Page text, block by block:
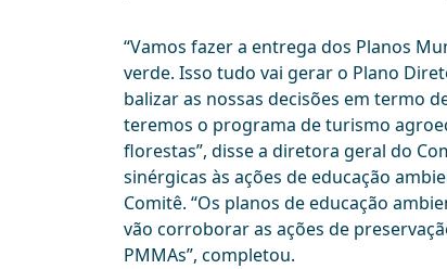
“Vamos fazer a entrega dos Planos
verde. Isso tudo vai gerar o Plano
balizar as nossas decisões em termo
teremos o programa de turismo
florestas”, disse a diretora geral do
sinérgicas às ações de educação
Comitê. “Os planos de educação
vão corroborar as ações de
PMMAs”, completou.